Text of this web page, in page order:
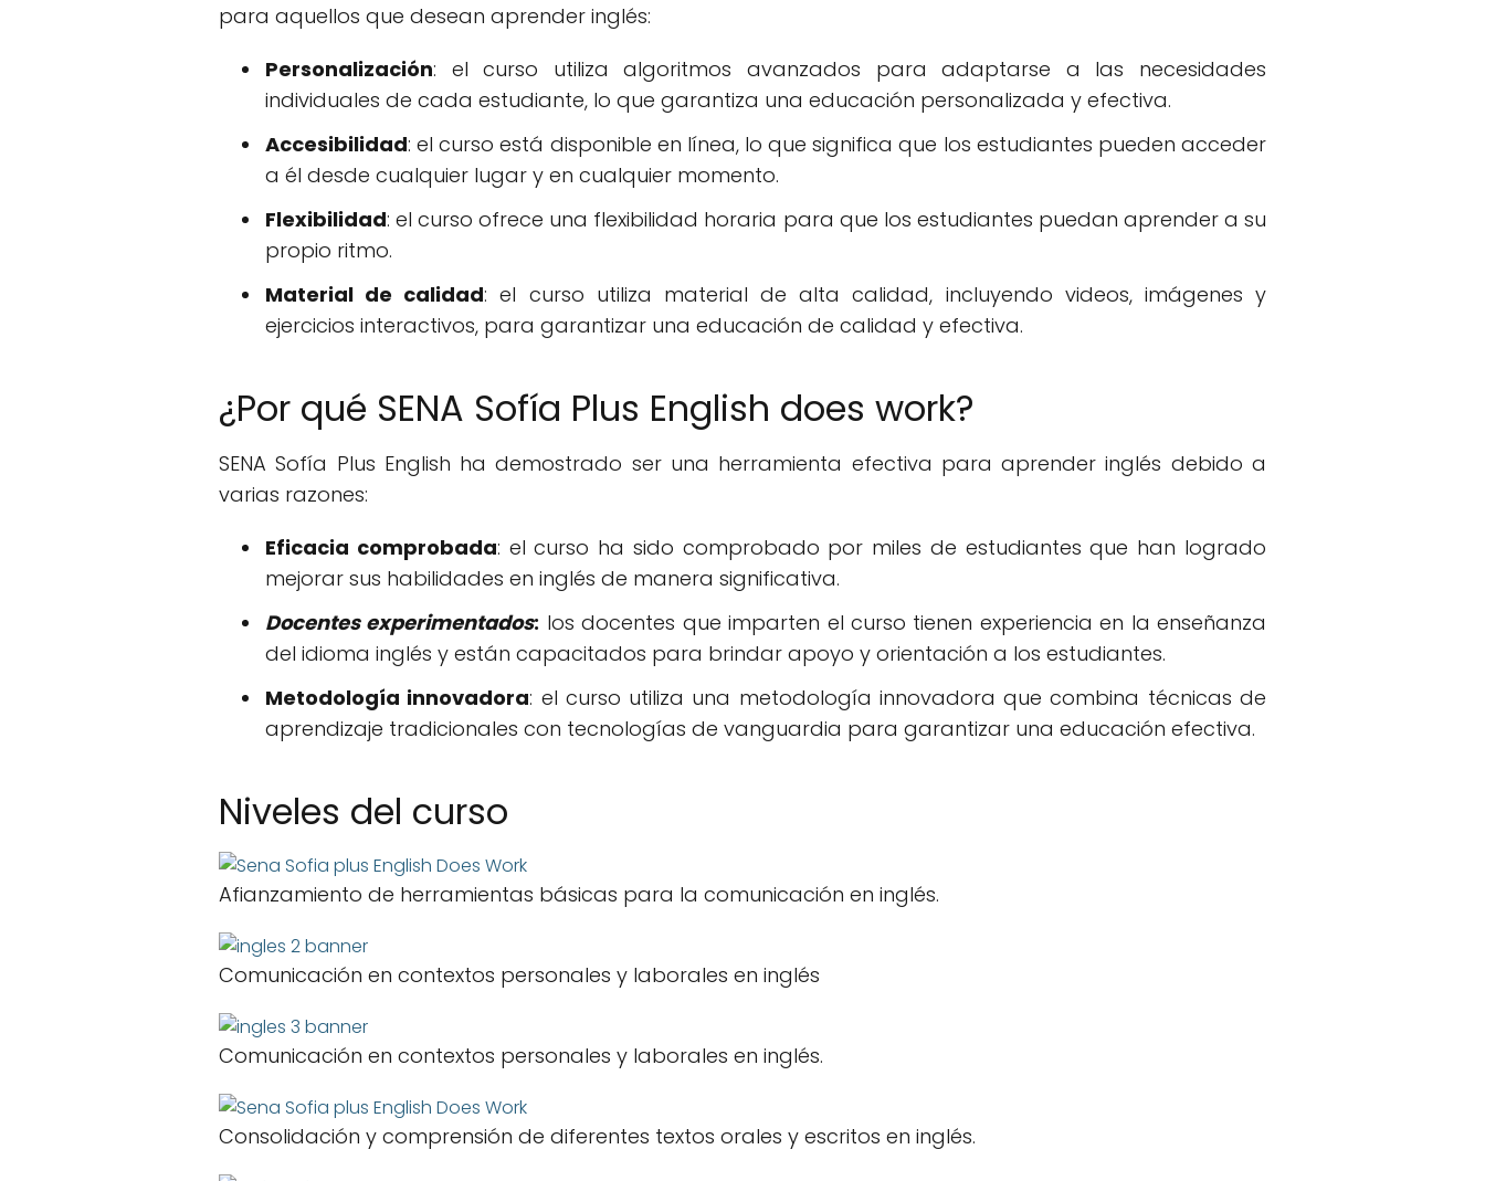
para aquellos que desean aprender inglés:
Personalización: el curso utiliza algoritmos avanzados para adaptarse a las necesidades
individuales de cada estudiante, lo que garantiza una educación personalizada y efectiva.
Accesibilidad: el curso está disponible en línea, lo que significa que los estudiantes pueden acceder
a él desde cualquier lugar y en cualquier momento.
Flexibilidad: el curso ofrece una flexibilidad horaria para que los estudiantes puedan aprender a su
propio ritmo.
Material de calidad: el curso utiliza material de alta calidad, incluyendo videos, imágenes y
ejercicios interactivos, para garantizar una educación de calidad y efectiva.
¿Por qué SENA Sofía Plus English does work?
SENA Sofía Plus English ha demostrado ser una herramienta efectiva para aprender inglés debido a
varias razones:
Eficacia comprobada: el curso ha sido comprobado por miles de estudiantes que han logrado
mejorar sus habilidades en inglés de manera significativa.
Docentes experimentados: los docentes que imparten el curso tienen experiencia en la enseñanza
del idioma inglés y están capacitados para brindar apoyo y orientación a los estudiantes.
Metodología innovadora: el curso utiliza una metodología innovadora que combina técnicas de
aprendizaje tradicionales con tecnologías de vanguardia para garantizar una educación efectiva.
Niveles del curso
Afianzamiento de herramientas básicas para la comunicación en inglés.
Comunicación en contextos personales y laborales en inglés
Comunicación en contextos personales y laborales en inglés.
Consolidación y comprensión de diferentes textos orales y escritos en inglés.